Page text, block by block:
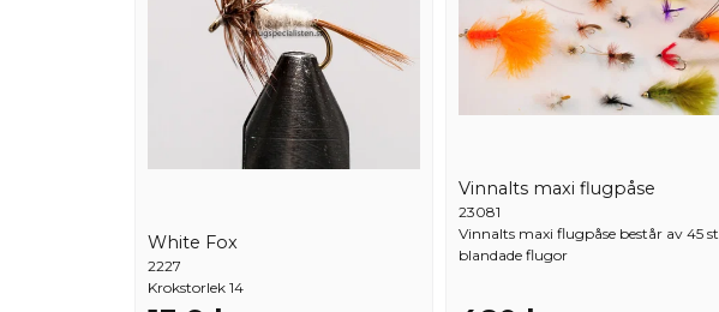
White Fox
2227
Krokstorlek 14
Vinnalts maxi flugpåse
23081
Vinnalts maxi flugpåse består av 45 st
blandade flugor